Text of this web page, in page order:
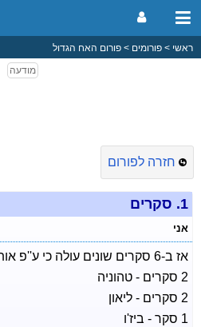
ראשי פורומים פורום האח הגדול
חזרה לפורום
1. סקרים
אני
אז ב-6 סקרים שונים עולה כי ע''פ אותם סקרים המודח היום ....
2 סקרים - טהוניה
2 סקרים - ליאון
1 סקר - ביז'ו